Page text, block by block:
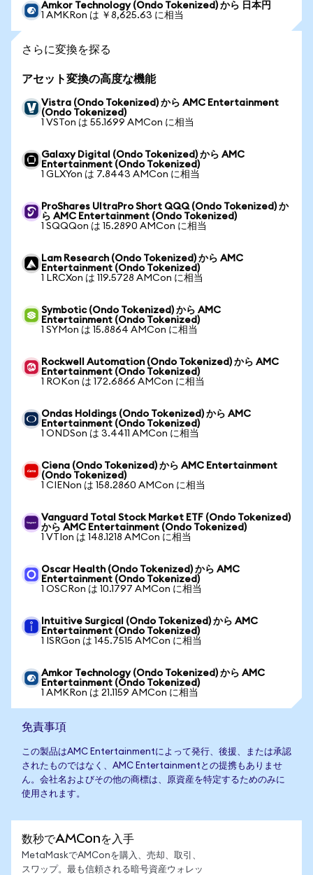
Amkor Technology (Ondo Tokenized) から 日本円
1 AMKRon は ￥8,625.63 に相当
さらに変換を探る
アセット変換の高度な機能
Vistra (Ondo Tokenized) から AMC Entertainment
(Ondo Tokenized)
1 VSTon は 55.1699 AMCon に相当
Galaxy Digital (Ondo Tokenized) から AMC
Entertainment (Ondo Tokenized)
1 GLXYon は 7.8443 AMCon に相当
ProShares UltraPro Short QQQ (Ondo Tokenized) か
ら AMC Entertainment (Ondo Tokenized)
1 SQQQon は 15.2890 AMCon に相当
Lam Research (Ondo Tokenized) から AMC
Entertainment (Ondo Tokenized)
1 LRCXon は 119.5728 AMCon に相当
Symbotic (Ondo Tokenized) から AMC
Entertainment (Ondo Tokenized)
1 SYMon は 15.8864 AMCon に相当
Rockwell Automation (Ondo Tokenized) から AMC
Entertainment (Ondo Tokenized)
1 ROKon は 172.6866 AMCon に相当
Ondas Holdings (Ondo Tokenized) から AMC
Entertainment (Ondo Tokenized)
1 ONDSon は 3.4411 AMCon に相当
Ciena (Ondo Tokenized) から AMC Entertainment
(Ondo Tokenized)
1 CIENon は 158.2860 AMCon に相当
Vanguard Total Stock Market ETF (Ondo Tokenized)
から AMC Entertainment (Ondo Tokenized)
1 VTIon は 148.1218 AMCon に相当
Oscar Health (Ondo Tokenized) から AMC
Entertainment (Ondo Tokenized)
1 OSCRon は 10.1797 AMCon に相当
Intuitive Surgical (Ondo Tokenized) から AMC
Entertainment (Ondo Tokenized)
1 ISRGon は 145.7515 AMCon に相当
Amkor Technology (Ondo Tokenized) から AMC
Entertainment (Ondo Tokenized)
1 AMKRon は 21.1159 AMCon に相当
免責事項
この製品はAMC Entertainmentによって発行、後援、または承認
されたものではなく、AMC Entertainmentとの提携もありませ
ん。会社名およびその他の商標は、原資産を特定するためのみに
使用されます。
数秒でAMConを入手
MetaMaskでAMConを購入、売却、取引、
スワップ。最も信頼される暗号資産ウォレッ